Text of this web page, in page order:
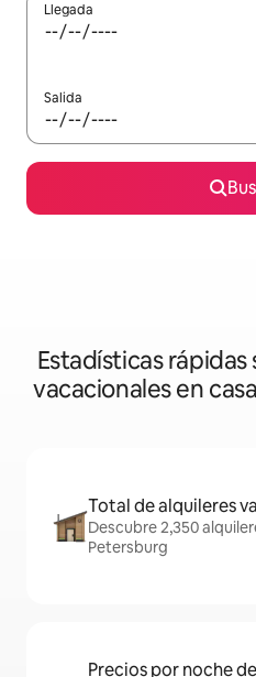
Llegada
Salida
Estadísticas
vacacionales en
Total de alquileres
Descubre 2,350
Petersburg
Precios por noche